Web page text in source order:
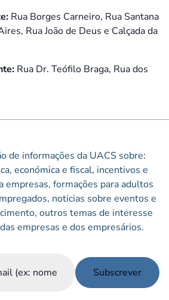
Rua Borges Carneiro, Rua Santana
Rua João de Deus e Calçada da
Rua Dr. Teófilo Braga, Rua dos
de informações da UACS sobre:
económica e fiscal, incentivos e
empresas, formações para adultos
noticias sobre eventos e
outros temas de interesse
empresas e dos empresários.